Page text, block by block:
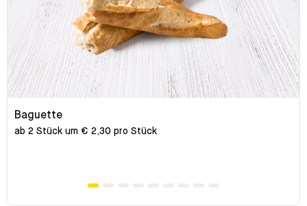
Baguette
ab 2 Stück um € 2,30 pro Stück